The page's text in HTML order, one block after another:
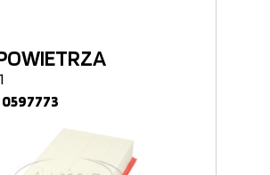
0597773